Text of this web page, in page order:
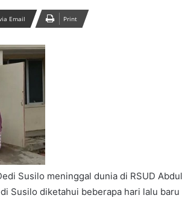
Email Print
Susilo meninggal dunia di RSUD Abdul
Susilo diketahui beberapa hari lalu baru